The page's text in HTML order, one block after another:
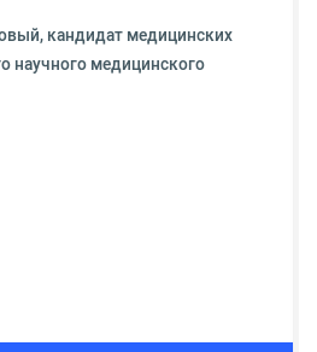
кандидат медицинских
научного медицинского